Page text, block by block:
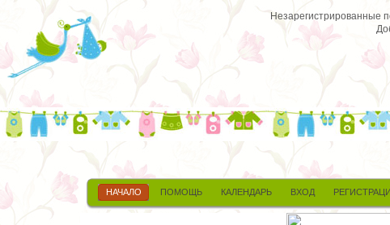
Незарегистрированные
НАЧАЛО ПОМОЩЬ КАЛЕНДАРЬ ВХОД